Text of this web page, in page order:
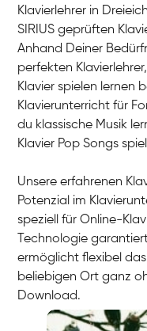
Klavierlehrer in
SIRIUS geprüften
Anhand Deiner
perfekten
Klavier spielen lernen
Klavierunterricht für
du klassische Musik
Klavier Pop Songs
Unsere erfahrenen
Potenzial im
speziell für Online-
Technologie
ermöglicht flexibel
beliebigen Ort ganz
Download.